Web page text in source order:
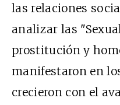
las relaciones
analizar las
prostitución y
manifestaron en
crecieron con el